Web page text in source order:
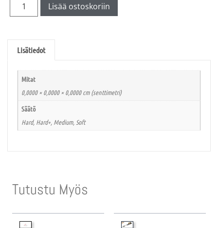
Lisää ostoskoriin
Lisätiedot
Mitat
0,0000 × 0,0000 × 0,0000 cm (senttimetri)
Säätö
Hard, Hard+, Medium, Soft
Tutustu Myös